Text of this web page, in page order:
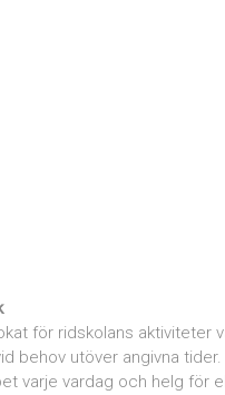
för ridskolans aktiviteter
behov utöver angivna tider.
varje vardag och helg för